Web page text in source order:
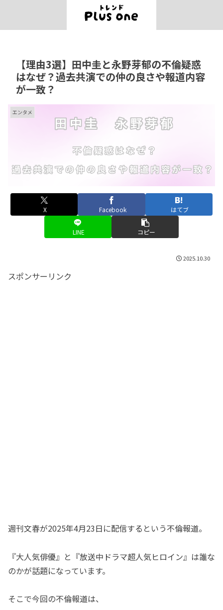
【理由3選】田中圭と永野芽郁の不倫疑惑
はなぜ？過去共演での仲の良さや報道内容
が一致？
エンタメ
X Facebook はてブ
LINE コピー
2025.10.30
スポンサーリンク
週刊文春が2025年4月23日に配信するという不倫報道。
『大人気俳優』と『放送中ドラマ超人気ヒロイン』は誰な
のかが話題になっています。
そこで今回の不倫報道は、